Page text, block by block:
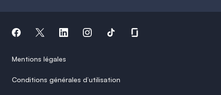
Mentions légales
Conditions générales d’utilisation